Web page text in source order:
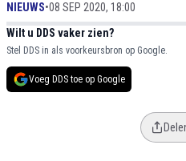
NIEUWS•08 SEP 2020, 18:00
Wilt u DDS vaker zien?
Stel DDS in als voorkeursbron op Google.
Voeg DDS toe op Google